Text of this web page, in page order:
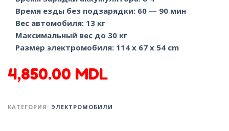
Время езды без подзарядки: 60 — 90 мин
Вес автомобиля: 13 кг
Максимальный вес до 30 кг
Размер электромобиля: 114 x 67 x 54 сm
4,850.00 MDL
КАТЕГОРИЯ: ЭЛЕКТРОМОБИЛИ